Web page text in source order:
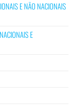
E NÃO NACIONAIS
E